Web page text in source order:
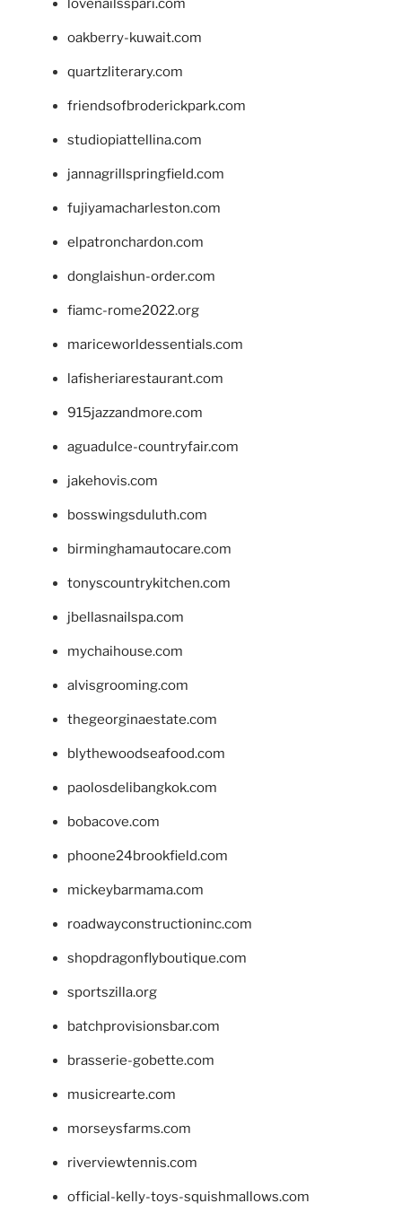
lovenailsspari.com
oakberry-kuwait.com
quartzliterary.com
friendsofbroderickpark.com
studiopiattellina.com
jannagrillspringfield.com
fujiyamacharleston.com
elpatronchardon.com
donglaishun-order.com
fiamc-rome2022.org
mariceworldessentials.com
lafisheriarestaurant.com
915jazzandmore.com
aguadulce-countryfair.com
jakehovis.com
bosswingsduluth.com
birminghamautocare.com
tonyscountrykitchen.com
jbellasnailspa.com
mychaihouse.com
alvisgrooming.com
thegeorginaestate.com
blythewoodseafood.com
paolosdelibangkok.com
bobacove.com
phoone24brookfield.com
mickeybarmama.com
roadwayconstructioninc.com
shopdragonflyboutique.com
sportszilla.org
batchprovisionsbar.com
brasserie-gobette.com
musicrearte.com
morseysfarms.com
riverviewtennis.com
official-kelly-toys-squishmallows.com